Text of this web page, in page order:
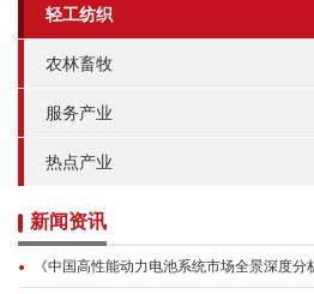
轻工纺织
农林畜牧
服务产业
热点产业
新闻资讯
《中国高性能动力电池系统市场全景深度